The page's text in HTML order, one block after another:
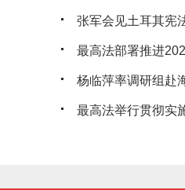
张军会见土耳其宪
最高法部署推进
杨临萍率调研组赴
最高法举行贯彻实